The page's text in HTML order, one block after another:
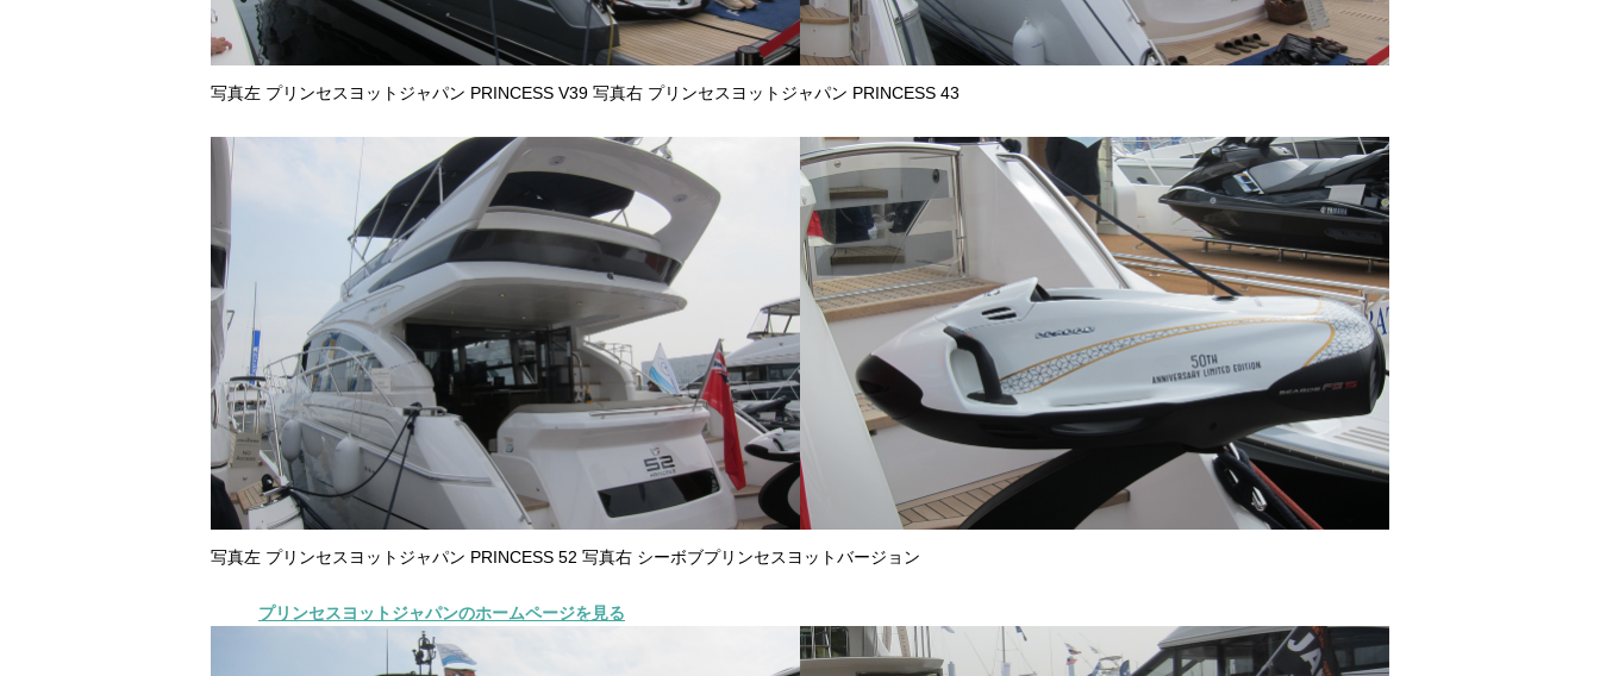
写真左 プリンセスヨットジャパン PRINCESS V39 写真右 プリンセスヨットジャパン PRINCESS 43
写真左 プリンセスヨットジャパン PRINCESS 52 写真右 シーボブプリンセスヨットバージョン
プリンセスヨットジャパンのホームページを見る